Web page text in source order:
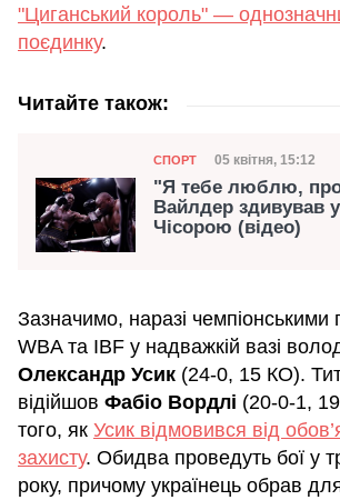
"Циганський король" —
поєдинку.
Читайте також:
Категорія
СПОРТ Дата публікації
05 квітня, 15:12
"Я тебе люблю,
Вайлдер здивував
Чісорою (відео)
Зазначимо, наразі
WBA та IBF у надважкій вазі
Олександр Усик (24-0, 15 КО).
відійшов Фабіо Вордлі (20-0-1,
того, як Усик відмовився від
захисту. Обидва проведуть бої у
року, причому українець обрав